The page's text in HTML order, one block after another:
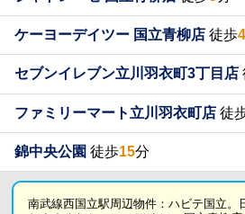
ケーヨーデイツー 国立青柳店 徒歩4
セブンイレブン立川羽衣町3丁目店
ファミリーマート立川羽衣町店 徒
錦中央公園 徒歩15分
南武線西国立駅周辺物件：ハビテ国立。